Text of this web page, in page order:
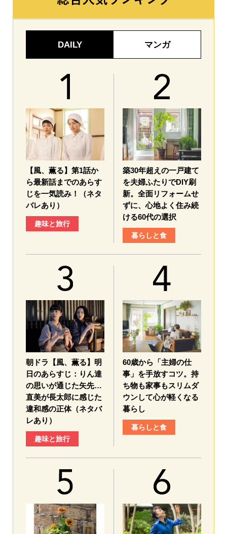
DAILY マンガ
【風、薫る】第1話か
ら最新話までのあらす
じを一気読み！（ネタ
バレあり）
趣味と旅行
築30年超えの一戸建て
を夫婦ふたりでDIY刷
新。全面リフォームせ
ずに、心地よく住み続
ける60代の選択
暮らしと食
朝ドラ【風、薫る】明
日のあらすじ：​りん達
の思いが通じた矢先…
直美が長太郎に感じた
違和感の正体（ネタバ
レあり）
趣味と旅行
60歳から「主婦の仕
事」を手放すコツ。持
ち物も家事もスリムダ
ウンして心が軽くなる
暮らし
暮らしと食